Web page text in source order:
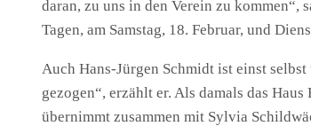
daran, zu uns in den Verein zu kommen“,
Tagen, am Samstag, 18. Februar, und
Auch Hans-Jürgen Schmidt ist einst
gezogen“, erzählt er. Als damals das
übernimmt zusammen mit Sylvia